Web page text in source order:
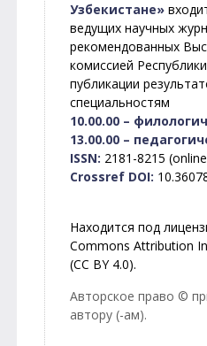
Узбекистане»
ведущих научных
рекомендованных
комиссией
публикации
специальностям
10.00.00 –
13.00.00 –
ISSN: 2181-8215
Crossref DOI:
Находится под
Commons Attribution
(CC BY 4.0).
Авторское право ©
автору (-ам).